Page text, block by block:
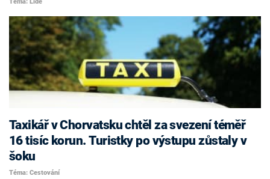
Taxikář v Chorvatsku chtěl za svezení téměř
16 tisíc korun. Turistky po výstupu zůstaly v
šoku
Téma: Cestování